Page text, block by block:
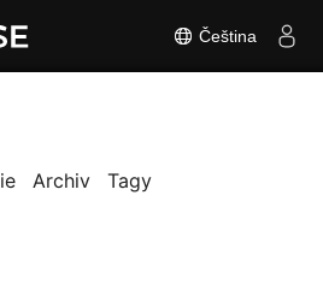
Čeština
Archiv Tagy